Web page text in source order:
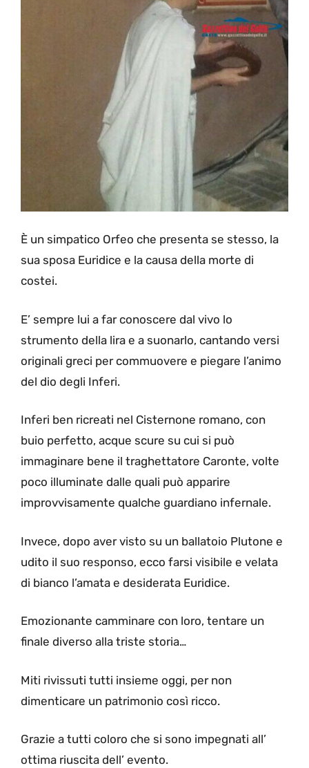
È un simpatico Orfeo che presenta se stesso, la
sua sposa Euridice e la causa della morte di
costei.
E’ sempre lui a far conoscere dal vivo lo
strumento della lira e a suonarlo, cantando versi
originali greci per commuovere e piegare l’animo
del dio degli Inferi.
Inferi ben ricreati nel Cisternone romano, con
buio perfetto, acque scure su cui si può
immaginare bene il traghettatore Caronte, volte
poco illuminate dalle quali può apparire
improvvisamente qualche guardiano infernale.
Invece, dopo aver visto su un ballatoio Plutone e
udito il suo responso, ecco farsi visibile e velata
di bianco l’amata e desiderata Euridice.
Emozionante camminare con loro, tentare un
finale diverso alla triste storia…
Miti rivissuti tutti insieme oggi, per non
dimenticare un patrimonio così ricco.
Grazie a tutti coloro che si sono impegnati all’
ottima riuscita dell’ evento.